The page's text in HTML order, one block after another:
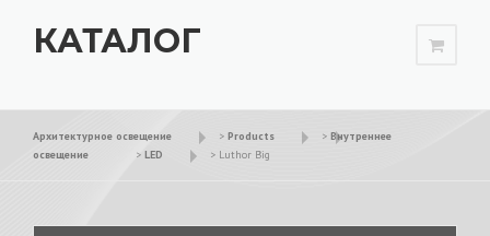
КАТАЛОГ
Архитектурное освещение > Products > Внутреннее
освещение
> LED > Luthor Big